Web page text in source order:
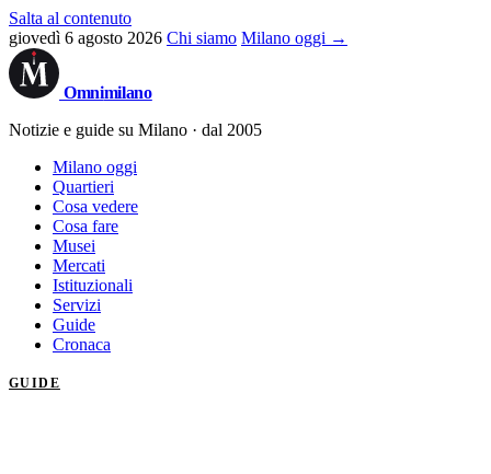
Salta al contenuto
giovedì 6 agosto 2026 Chi siamo Milano oggi →
Omnimilano
Notizie e guide su Milano · dal 2005
Milano oggi
Quartieri
Cosa vedere
Cosa fare
Musei
Mercati
Istituzionali
Servizi
Guide
Cronaca
GUIDE